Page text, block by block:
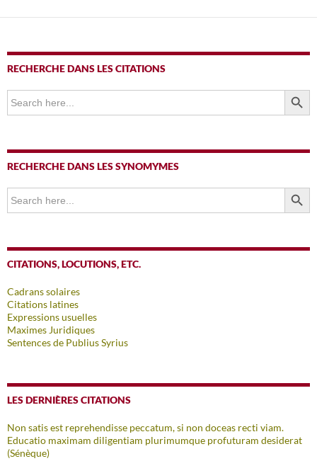
RECHERCHE DANS LES CITATIONS
Search
for:
SEARCH
RECHERCHE DANS LES SYNOMYMES
Search
for:
SEARCH
CITATIONS, LOCUTIONS, ETC.
Cadrans solaires
Citations latines
Expressions usuelles
Maximes Juridiques
Sentences de Publius Syrius
LES DERNIÈRES CITATIONS
Non satis est reprehendisse peccatum, si non doceas recti viam.
Educatio maximam diligentiam plurimumque profuturam desiderat
(Sénèque)